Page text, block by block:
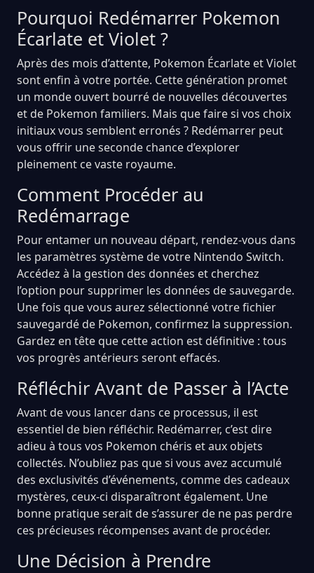
Pourquoi Redémarrer Pokemon
Écarlate et Violet ?
Après des mois d’attente, Pokemon Écarlate et Violet
sont enfin à votre portée. Cette génération promet
un monde ouvert bourré de nouvelles découvertes
et de Pokemon familiers. Mais que faire si vos choix
initiaux vous semblent erronés ? Redémarrer peut
vous offrir une seconde chance d’explorer
pleinement ce vaste royaume.
Comment Procéder au
Redémarrage
Pour entamer un nouveau départ, rendez-vous dans
les paramètres système de votre Nintendo Switch.
Accédez à la gestion des données et cherchez
l’option pour supprimer les données de sauvegarde.
Une fois que vous aurez sélectionné votre fichier
sauvegardé de Pokemon, confirmez la suppression.
Gardez en tête que cette action est définitive : tous
vos progrès antérieurs seront effacés.
Réfléchir Avant de Passer à l’Acte
Avant de vous lancer dans ce processus, il est
essentiel de bien réfléchir. Redémarrer, c’est dire
adieu à tous vos Pokemon chéris et aux objets
collectés. N’oubliez pas que si vous avez accumulé
des exclusivités d’événements, comme des cadeaux
mystères, ceux-ci disparaîtront également. Une
bonne pratique serait de s’assurer de ne pas perdre
ces précieuses récompenses avant de procéder.
Une Décision à Prendre